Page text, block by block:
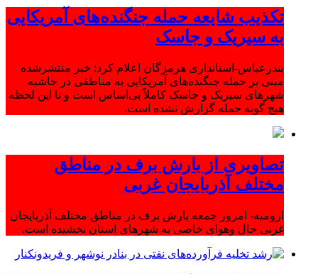
تکذیب شایعه حمله جنگنده‌های آمریکایی
به سیریک و جاسک
بندرعباس-استانداری هرمزگان اعلام کرد: خبر منتشرشده
مبنی بر حمله جنگنده‌های آمریکایی به مناطقی در حاشیه
شهرهای سیریک و جاسک کاملاً بی‌اساس است و تا این لحظه
هیچ گونه حمله گزارش نشده است.
تصاویری از بارش برف در مناطق
مختلف آذربایجان غربی
ارومیه- امروز جمعه بارش برف در مناطق مختلف آذربایجان
غربی حال وهوای خاصی به شهرهای استان بخشیده است.